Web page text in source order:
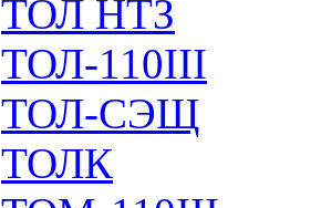
ТОЛ НТЗ
ТОЛ-110III
ТОЛ-СЭЩ
ТОЛК